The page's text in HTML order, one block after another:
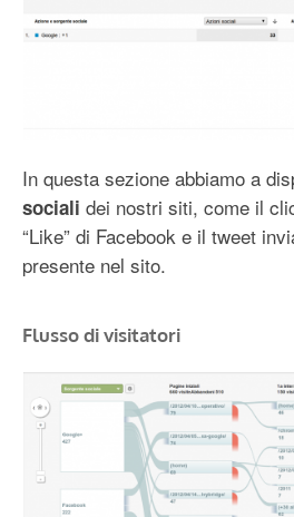
In questa sezione abbiamo a
sociali dei nostri siti, come il
“Like” di Facebook e il tweet
presente nel sito.
Flusso di visitatori